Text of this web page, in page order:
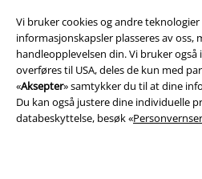
Vi bruker cookies og andre
informasjonskapsler plasseres av
handleopplevelsen din. Vi bruker
overføres til USA, deles de kun med
«Aksepter» samtykker du til at dine
Du kan også justere dine individuelle
databeskyttelse, besøk «
EMP Suomi
EMP United Kingdom
EMP Danmark
EMP Österreich
Large Belgique